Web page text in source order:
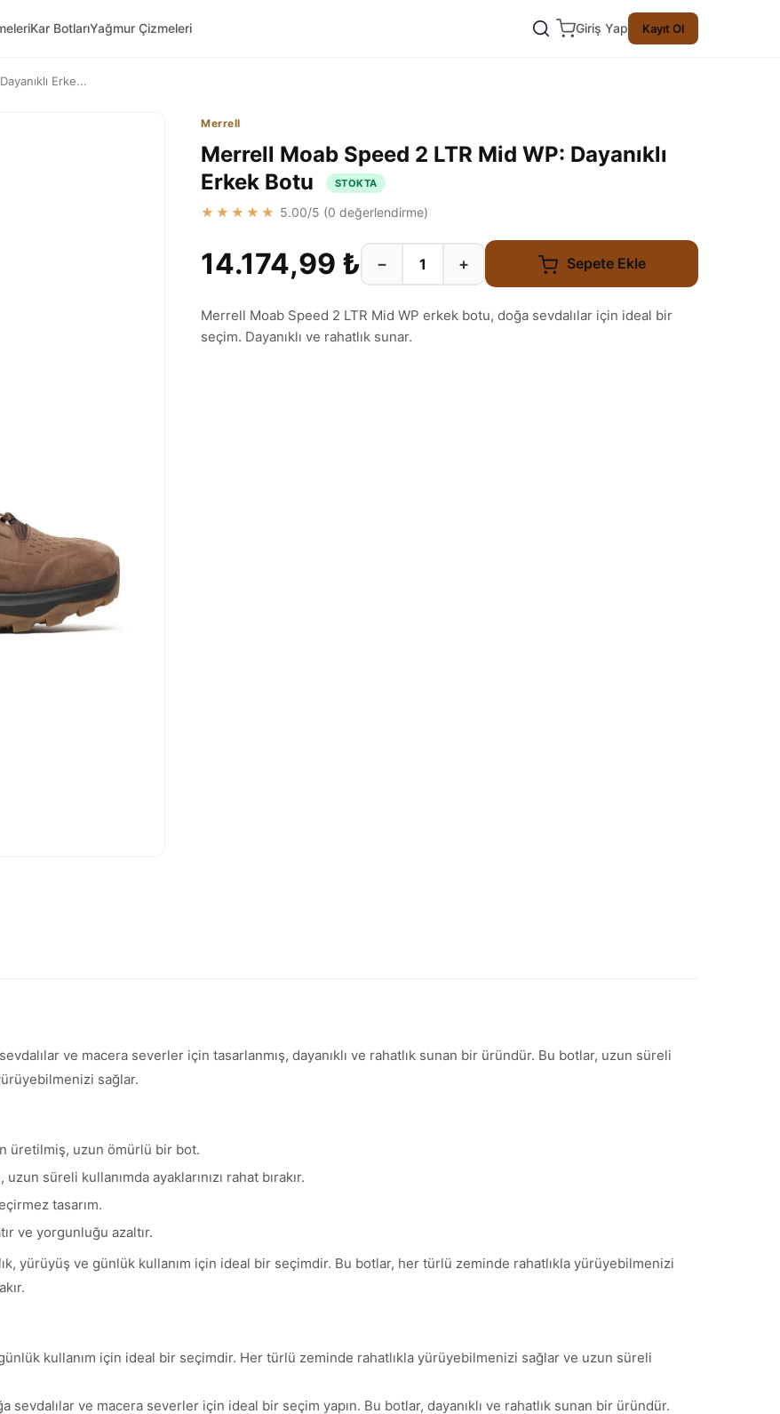
Kar BotlarıYağmur Çizmeleri Giriş Yap Kayıt Ol
Erke...
Merrell
Merrell Moab Speed 2 LTR Mid WP: Dayanıklı
Erkek Botu
STOKTA
★★★★★ 5.00/5 (0 değerlendirme)
14.174,99 ₺ − + Sepete Ekle
Merrell Moab Speed 2 LTR Mid WP erkek botu, doğa sevdalılar için ideal bir
seçim. Dayanıklı ve rahatlık sunar.
ve macera severler için tasarlanmış, dayanıklı ve rahatlık sunan bir üründür. Bu botlar, uzun süreli
sağlar.
üretilmiş, uzun ömürlü bir bot.
uzun süreli kullanımda ayaklarınızı rahat bırakır.
tasarım.
ve yorgunluğu azaltır.
yürüyüş ve günlük kullanım için ideal bir seçimdir. Bu botlar, her türlü zeminde rahatlıkla yürüyebilmenizi
kullanım için ideal bir seçimdir. Her türlü zeminde rahatlıkla yürüyebilmenizi sağlar ve uzun süreli
ve macera severler için ideal bir seçim yapın. Bu botlar, dayanıklı ve rahatlık sunan bir üründür.